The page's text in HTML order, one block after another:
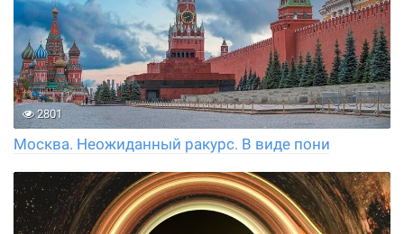
2801
Москва. Неожиданный ракурс. В виде пони